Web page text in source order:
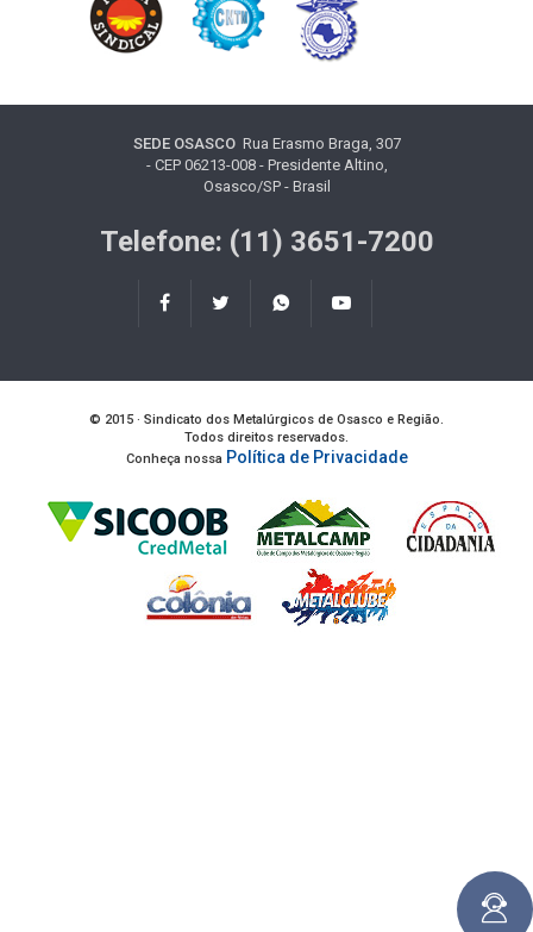
SEDE OSASCORua Erasmo Braga, 307
- CEP 06213-008 - Presidente Altino,
Osasco/SP - Brasil
Telefone: (11) 3651-7200
© 2015 · Sindicato dos Metalúrgicos de Osasco e Região.
Todos direitos reservados.
Conheça nossa Política de Privacidade